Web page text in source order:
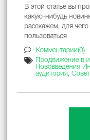
В этой статье вы
какую-нибудь
расскажем, для
пользоваться
Комментарии(0)
Продвижение в
Нововведения
аудитория,